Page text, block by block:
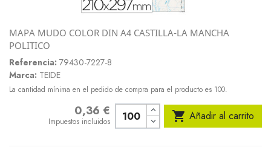
MAPA MUDO COLOR DIN A4 CASTILLA-LA MANCHA
POLITICO
Referencia: 79430-7227-8
Marca: TEIDE
La cantidad mínima en el pedido de compra para el producto es 100.
0,36 €
Impuestos incluidos  Añadir al carrito